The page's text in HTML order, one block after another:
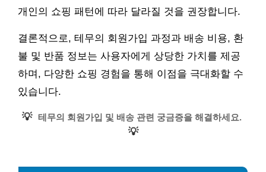
개인의 쇼핑 패턴에 따라 달라질 것을 권장합니다.
결론적으로, 테무의 회원가입 과정과 배송 비용, 환
불 및 반품 정보는 사용자에게 상당한 가치를 제공
하며, 다양한 쇼핑 경험을 통해 이점을 극대화할 수
있습니다.
💡 테무의 회원가입 및 배송 관련 궁금증을 해결하세요.
💡